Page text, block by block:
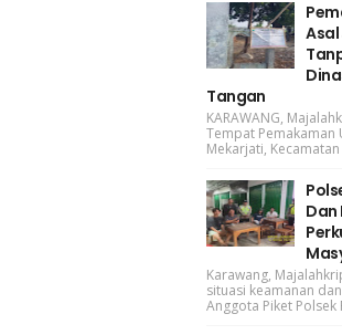
Tangan
KARAWANG,
Tempat Pemakaman
Mekarjati,
Dan
Karawang,
situasi keamanan
Anggota Piket Polsek